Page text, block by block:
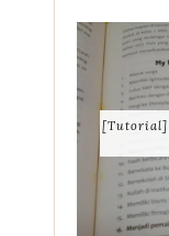
[Tutorial]